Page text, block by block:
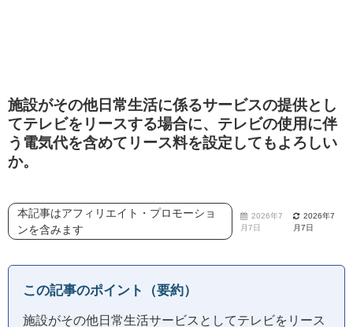
施設がその他日常生活に係るサービスの提供とし
てテレビをリースする場合に、テレビの使用に伴
う電気代を含めてリース料を設定してもよろしい
か。
本記事はアフィリエイト・プロモーショ
ンを含みます
2026年7
月7日
2026年7
月7日
この記事のポイント（要約）
施設がその他日常生活サービスとしてテレビをリース